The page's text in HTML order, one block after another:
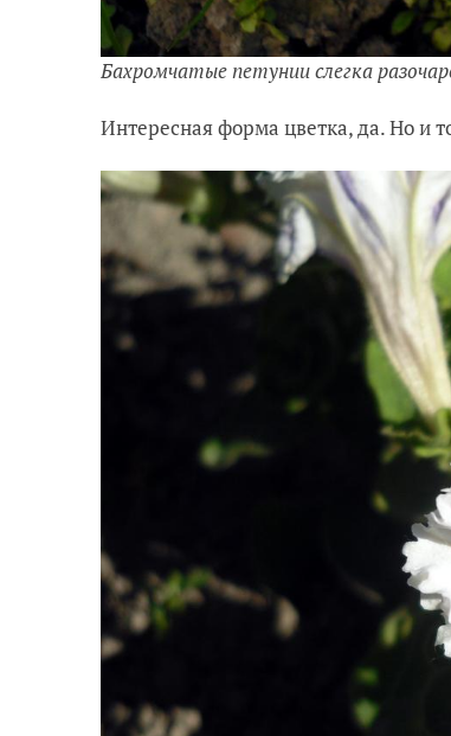
Бахромчатые петунии слегка
Интересная форма цветка, да. Но и